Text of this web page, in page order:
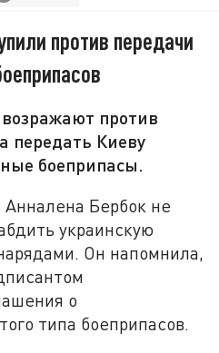
против передачи
против
передать Киеву
боеприпасы.
Бербок не
украинскую
Он напомнила,
о
типа боеприпасов.